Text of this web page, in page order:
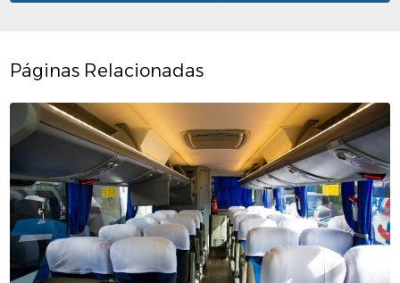
Páginas Relacionadas